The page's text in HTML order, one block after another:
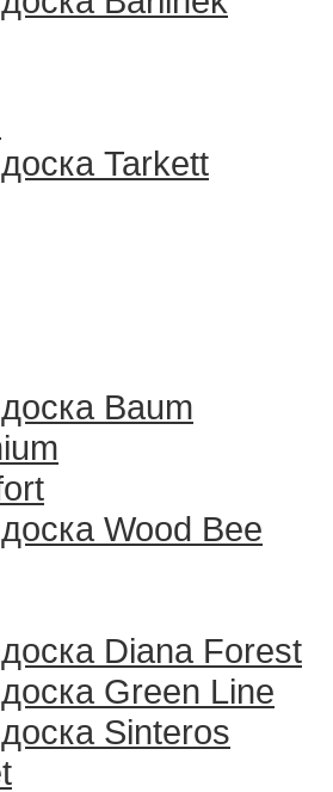
Tarkett
Baum
Wood Bee
Diana Forest
Green Line
Sinteros